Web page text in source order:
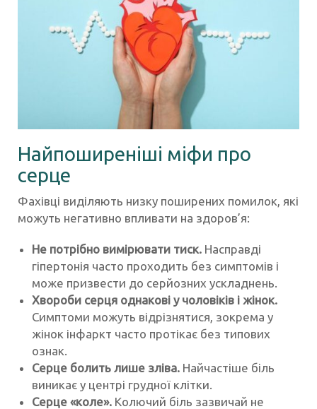
Найпоширеніші міфи про
серце
Фахівці виділяють низку поширених помилок, які
можуть негативно впливати на здоров’я:
Не потрібно вимірювати тиск. Насправді
гіпертонія часто проходить без симптомів і
може призвести до серйозних ускладнень.
Хвороби серця однакові у чоловіків і жінок.
Симптоми можуть відрізнятися, зокрема у
жінок інфаркт часто протікає без типових
ознак.
Серце болить лише зліва. Найчастіше біль
виникає у центрі грудної клітки.
Серце «коле». Колючий біль зазвичай не